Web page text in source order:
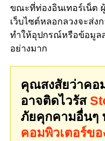
ขณะที่ท่องอินเทอร์เน็ต
เว็บไซต์หลอกลวงจะส่ง
ทำให้อุปกรณ์หรือข้อมูล
อย่างมาก
คุณสงสัยว่าคอ
อาจติดไวรัส
ภัยคุกคามอื่นๆ
คอมพิวเตอร์ข